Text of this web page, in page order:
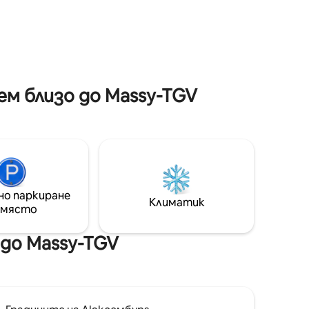
близо до Massy-TGV
паркиране
място
Климатик
Massy-TGV